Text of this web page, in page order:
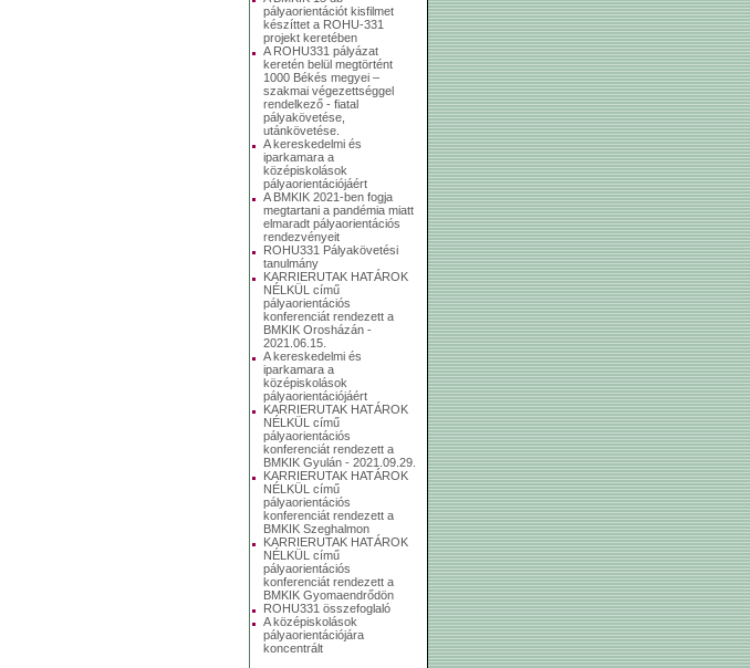
pályaorientációt kisfilmet
készíttet a ROHU-331
projekt keretében
A ROHU331 pályázat
keretén belül megtörtént
1000 Békés megyei –
szakmai végezettséggel
rendelkező - fiatal
pályakövetése,
utánkövetése.
A kereskedelmi és
iparkamara a
középiskolások
pályaorientációjáért
A BMKIK 2021-ben fogja
megtartani a pandémia miatt
elmaradt pályaorientációs
rendezvényeit
ROHU331 Pályakövetési
tanulmány
KARRIERUTAK HATÁROK
NÉLKÜL című
pályaorientációs
konferenciát rendezett a
BMKIK Orosházán -
2021.06.15.
A kereskedelmi és
iparkamara a
középiskolások
pályaorientációjáért
KARRIERUTAK HATÁROK
NÉLKÜL című
pályaorientációs
konferenciát rendezett a
BMKIK Gyulán - 2021.09.29.
KARRIERUTAK HATÁROK
NÉLKÜL című
pályaorientációs
konferenciát rendezett a
BMKIK Szeghalmon
KARRIERUTAK HATÁROK
NÉLKÜL című
pályaorientációs
konferenciát rendezett a
BMKIK Gyomaendrődön
ROHU331 összefoglaló
A középiskolások
pályaorientációjára
koncentrált